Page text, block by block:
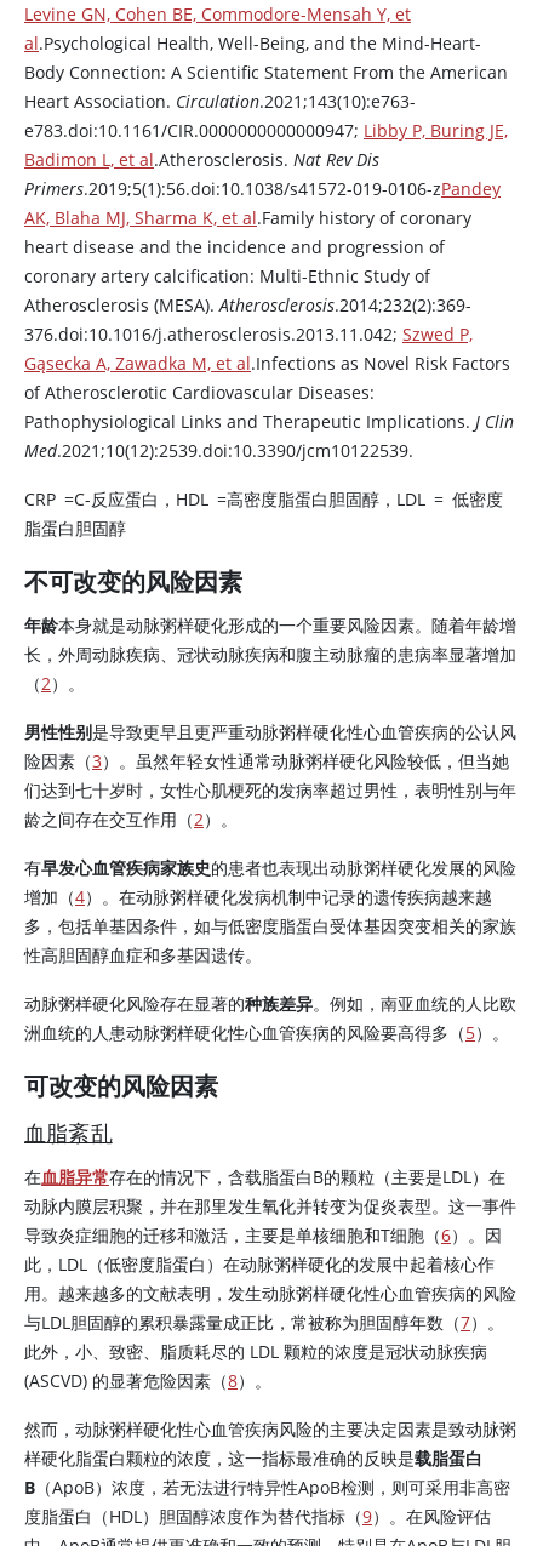
Levine GN, Cohen BE, Commodore-Mensah Y, et
al.Psychological Health, Well-Being, and the Mind-Heart-
Body Connection: A Scientific Statement From the American
Heart Association. Circulation.2021;143(10):e763-
e783.doi:10.1161/CIR.0000000000000947; Libby P, Buring JE,
Badimon L, et al.Atherosclerosis. Nat Rev Dis
Primers.2019;5(1):56.doi:10.1038/s41572-019-0106-zPandey
AK, Blaha MJ, Sharma K, et al.Family history of coronary
heart disease and the incidence and progression of
coronary artery calcification: Multi-Ethnic Study of
Atherosclerosis (MESA). Atherosclerosis.2014;232(2):369-
376.doi:10.1016/j.atherosclerosis.2013.11.042; Szwed P,
Gąsecka A, Zawadka M, et al.Infections as Novel Risk Factors
of Atherosclerotic Cardiovascular Diseases:
Pathophysiological Links and Therapeutic Implications. J Clin
Med.2021;10(12):2539.doi:10.3390/jcm10122539.
CRP =C-反应蛋白，HDL =高密度脂蛋白胆固醇，LDL = 低密度
脂蛋白胆固醇
不可改变的风险因素
年龄本身就是动脉粥样硬化形成的一个重要风险因素。随着年龄增
长，外周动脉疾病、冠状动脉疾病和腹主动脉瘤的患病率显著增加
（2）。
男性性别是导致更早且更严重动脉粥样硬化性心血管疾病的公认风
险因素（3）。虽然年轻女性通常动脉粥样硬化风险较低，但当她
们达到七十岁时，女性心肌梗死的发病率超过男性，表明性别与年
龄之间存在交互作用（2）。
有早发心血管疾病家族史的患者也表现出动脉粥样硬化发展的风险
增加（4）。在动脉粥样硬化发病机制中记录的遗传疾病越来越
多，包括单基因条件，如与低密度脂蛋白受体基因突变相关的家族
性高胆固醇血症和多基因遗传。
动脉粥样硬化风险存在显著的种族差异。例如，南亚血统的人比欧
洲血统的人患动脉粥样硬化性心血管疾病的风险要高得多（5）。
可改变的风险因素
血脂紊乱
在血脂异常存在的情况下，含载脂蛋白B的颗粒（主要是LDL）在
动脉内膜层积聚，并在那里发生氧化并转变为促炎表型。这一事件
导致炎症细胞的迁移和激活，主要是单核细胞和T细胞（6）。因
此，LDL（低密度脂蛋白）在动脉粥样硬化的发展中起着核心作
用。越来越多的文献表明，发生动脉粥样硬化性心血管疾病的风险
与LDL胆固醇的累积暴露量成正比，常被称为胆固醇年数（7）。
此外，小、致密、脂质耗尽的 LDL 颗粒的浓度是冠状动脉疾病
(ASCVD) 的显著危险因素（8）。
然而，动脉粥样硬化性心血管疾病风险的主要决定因素是致动脉粥
样硬化脂蛋白颗粒的浓度，这一指标最准确的反映是载脂蛋白
B （ApoB）浓度，若无法进行特异性ApoB检测，则可采用非高密
度脂蛋白（HDL）胆固醇浓度作为替代指标（9）。在风险评估